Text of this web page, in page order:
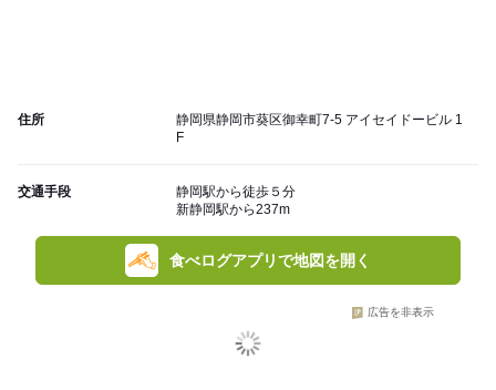
住所
静岡県静岡市葵区御幸町7-5 アイセイドービル 1
F
交通手段
静岡駅から徒歩５分
新静岡駅から237m
食べログアプリで地図を開く
広告を非表示